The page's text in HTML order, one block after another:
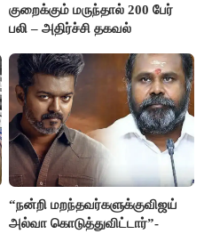
குறைக்கும் மருந்தால் 200 பேர்
பலி – அதிர்ச்சி தகவல்
“நன்றி மறந்தவர்களுக்குவிஜய்
அல்வா கொடுத்துவிட்டார்”-